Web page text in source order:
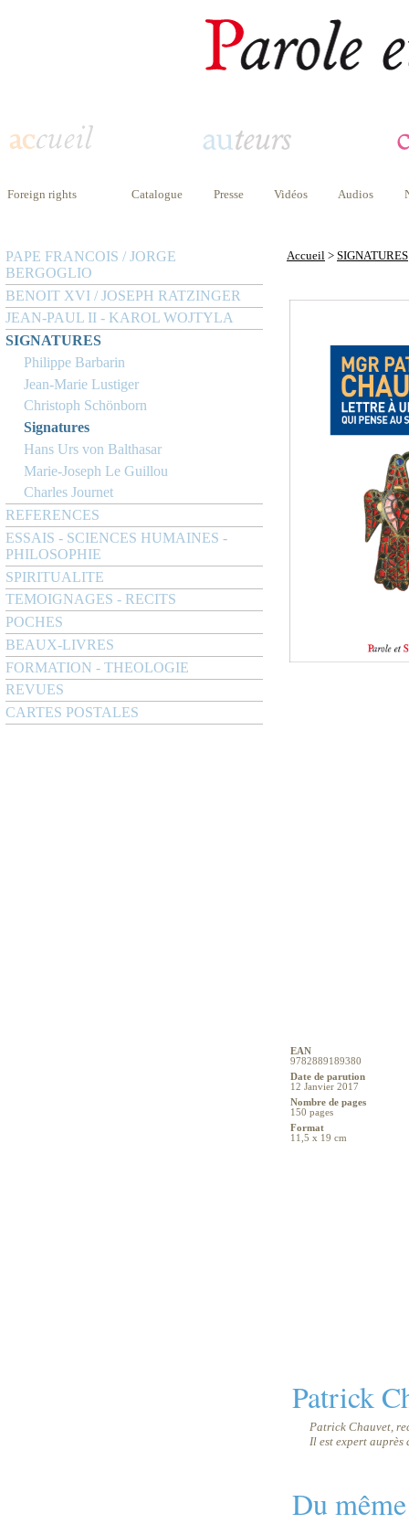
Foreign rights Catalogue Presse Vidéos Audios
PAPE FRANCOIS / JORGE
BERGOGLIO
BENOIT XVI / JOSEPH RATZINGER
JEAN-PAUL II - KAROL WOJTYLA
SIGNATURES
Philippe Barbarin
Jean-Marie Lustiger
Christoph Schönborn
Signatures
Hans Urs von Balthasar
Marie-Joseph Le Guillou
Charles Journet
REFERENCES
ESSAIS - SCIENCES HUMAINES -
PHILOSOPHIE
SPIRITUALITE
TEMOIGNAGES - RECITS
POCHES
BEAUX-LIVRES
FORMATION - THEOLOGIE
REVUES
CARTES POSTALES
Accueil > SIGNATURES
EAN
9782889189380
Date de parution
12 Janvier 2017
Nombre de pages
150 pages
Format
11,5 x 19 cm
Patrick
Patrick Chauvet,
Il est expert auprès
Du